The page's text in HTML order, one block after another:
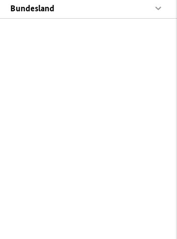
Bundesland